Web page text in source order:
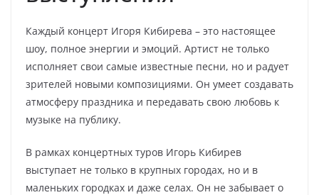
Каждый концерт Игоря Кибирева – это настоящее
шоу, полное энергии и эмоций. Артист не только
исполняет свои самые известные песни, но и радует
зрителей новыми композициями. Он умеет создавать
атмосферу праздника и передавать свою любовь к
музыке на публику.
В рамках концертных туров Игорь Кибирев
выступает не только в крупных городах, но и в
маленьких городках и даже селах. Он не забывает о